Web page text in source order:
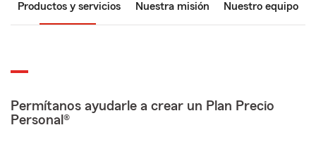
Productos y servicios Nuestra misión Nuestro equipo
Permítanos ayudarle a crear un Plan Precio
Personal®